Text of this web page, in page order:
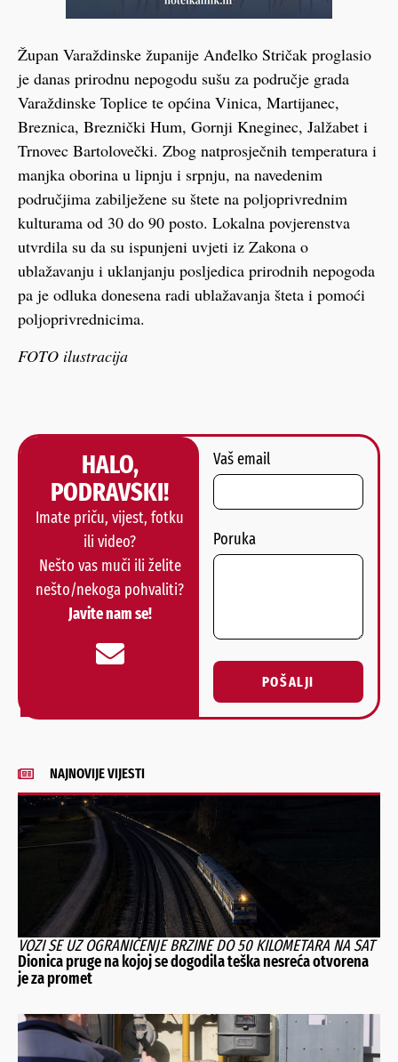
Župan Varaždinske županije Anđelko Stričak proglasio
je danas prirodnu nepogodu sušu za područje grada
Varaždinske Toplice te općina Vinica, Martijanec,
Breznica, Breznički Hum, Gornji Kneginec, Jalžabet i
Trnovec Bartolovečki. Zbog natprosječnih temperatura i
manjka oborina u lipnju i srpnju, na navedenim
područjima zabilježene su štete na poljoprivrednim
kulturama od 30 do 90 posto. Lokalna povjerenstva
utvrdila su da su ispunjeni uvjeti iz Zakona o
ublažavanju i uklanjanju posljedica prirodnih nepogoda
pa je odluka donesena radi ublažavanja šteta i pomoći
poljoprivrednicima.
FOTO ilustracija
HALO,
PODRAVSKI!
Imate priču, vijest, fotku
ili video?
Nešto vas muči ili želite
nešto/nekoga pohvaliti?
Javite nam se!
Vaš email
Poruka
POŠALJI
Alternative:
NAJNOVIJE VIJESTI
VOZI SE UZ OGRANIČENJE BRZINE DO 50 KILOMETARA NA SAT
Dionica pruge na kojoj se dogodila teška nesreća otvorena
je za promet